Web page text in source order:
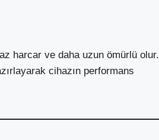
harcar ve daha uzun ömürlü olur.
cihazın performans